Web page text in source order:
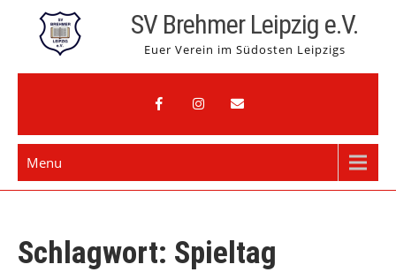
content
SV Brehmer Leipzig e.V.
Euer Verein im Südosten Leipzigs
Menu
Schlagwort: Spieltag